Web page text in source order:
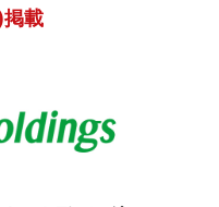
載